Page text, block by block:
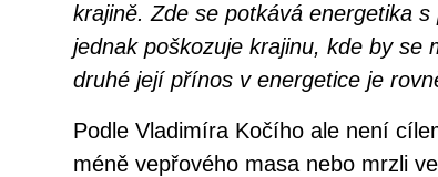
krajině. Zde se potkává energetika
jednak poškozuje krajinu, kde by se
druhé její přínos v energetice je
Podle Vladimíra Kočího ale není
méně vepřového masa nebo mrzli